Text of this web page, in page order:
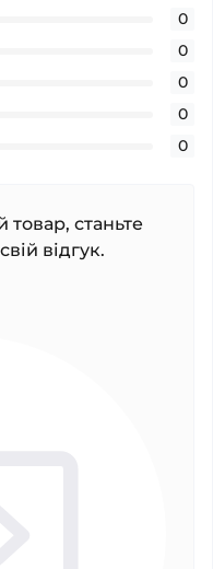
0
0
0
0
0
товар, станьте
відгук.